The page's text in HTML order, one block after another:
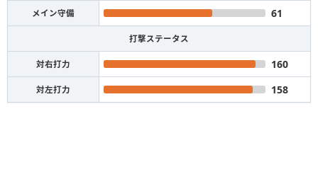
メイン守備 61
打撃ステータス
対右打力 160
対左打力 158